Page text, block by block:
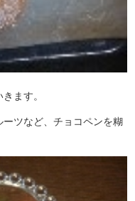
ます。
ツなど、チョコペンを糊